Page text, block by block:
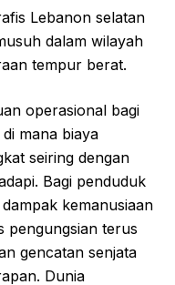
Lebanon selatan
dalam wilayah
tempur berat.
operasional bagi
mana biaya
seiring dengan
Bagi penduduk
kemanusiaan
pengungsian terus
gencatan senjata
Dunia